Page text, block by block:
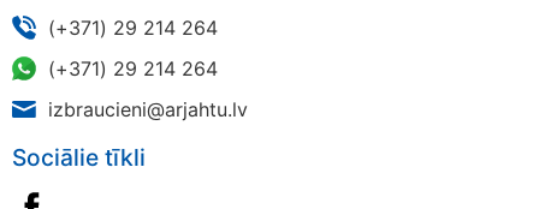
(+371) 29 214 264
(+371) 29 214 264
izbraucieni@arjahtu.lv
Sociālie tīkli